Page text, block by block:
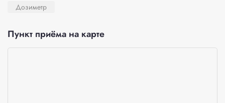
Дозиметр
Пункт приёма на карте